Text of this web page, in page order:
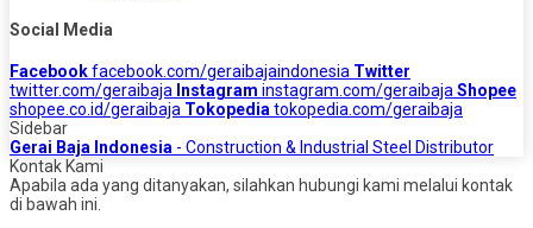
Social Media
Facebookfacebook.com/geraibajaindonesia Twitter
twitter.com/geraibaja Instagram instagram.com/geraibaja Shopee
shopee.co.id/geraibaja Tokopedia tokopedia.com/geraibaja
Sidebar
Gerai Baja Indonesia - Construction & Industrial Steel Distributor
Kontak Kami
Apabila ada yang ditanyakan, silahkan hubungi kami melalui kontak
di bawah ini.